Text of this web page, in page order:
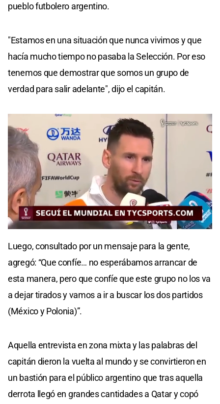
pueblo futbolero argentino.
"Estamos en una situación que nunca vivimos y que
hacía mucho tiempo no pasaba la Selección. Por eso
tenemos que demostrar que somos un grupo de
verdad para salir adelante", dijo el capitán.
of
seconds
Luego, consultado por un mensaje para la gente,
agregó: “Que confíe… no esperábamos arrancar de
esta manera, pero que confíe que este grupo no los va
a dejar tirados y vamos a ir a buscar los dos partidos
(México y Polonia)”.
Aquella entrevista en zona mixta y las palabras del
capitán dieron la vuelta al mundo y se convirtieron en
un bastión para el público argentino que tras aquella
derrota llegó en grandes cantidades a Qatar y copó